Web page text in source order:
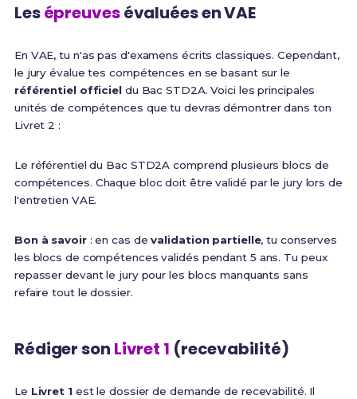
Lesépreuvesévaluées en VAE
En VAE, tu n'as pas d'examens écrits classiques. Cependant,
le jury évalue tes compétences en se basant sur le
référentiel officieldu Bac STD2A. Voici les principales
unités de compétences que tu devras démontrer dans ton
Livret 2 :
Le référentiel du Bac STD2A comprend plusieurs blocs de
compétences. Chaque bloc doit être validé par le jury lors de
l'entretien VAE.
Bon à savoir: en cas devalidation partielle, tu conserves
les blocs de compétences validés pendant 5 ans. Tu peux
repasser devant le jury pour les blocs manquants sans
refaire tout le dossier.
Rédiger son Livret 1 (recevabilité)
Le Livret 1est le dossier de demande de recevabilité. Il